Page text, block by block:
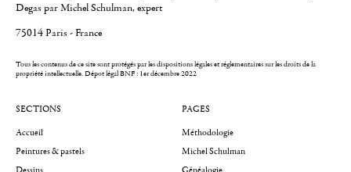
Degas par Michel Schulman, expert
75014 Paris - France
Tous les contenus de ce site sont protégés par les dispositions légales et réglementaires sur les droits de la
propriété intellectuelle.Dépot légal BNF : 1er décembre 2022
SECTIONS
Accueil
Peintures & pastels
PAGES
Méthodologie
Michel Schulman